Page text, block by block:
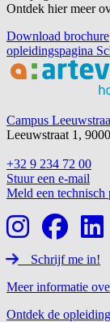
Ontdek hier meer
Download brochure
opleidingspagina
Footer
Campus
Leeuwstraat 1,
+32 9 234 72 00
Stuur een e-mail
Meld een technisch
Schrijf me in!
Meer informatie
Ontdek de